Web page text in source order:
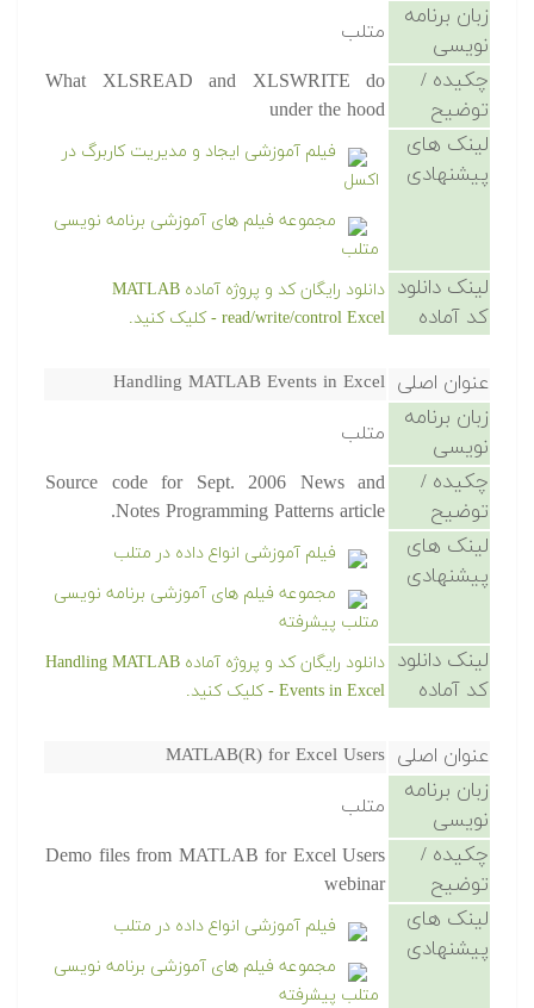
زبان برنامه
نویسی
متلب
چکیده /
توضیح
What XLSREAD and XLSWRITE do
under the hood
لینک های
پیشنهادی
فیلم آموزشی ایجاد و مدیریت کاربرگ در
اکسل
مجموعه فیلم های آموزشی برنامه نویسی
متلب
لینک دانلود
کد آماده
دانلود رایگان کد و پروژه آماده MATLAB
read/write/control Excel - کلیک کنید.
عنوان اصلی Handling MATLAB Events in Excel
زبان برنامه
نویسی
متلب
چکیده /
توضیح
Source code for Sept. 2006 News and
Notes Programming Patterns article.
لینک های
پیشنهادی
فیلم آموزشی انواع داده در متلب
مجموعه فیلم های آموزشی برنامه نویسی
متلب پیشرفته
لینک دانلود
کد آماده
دانلود رایگان کد و پروژه آماده Handling MATLAB
Events in Excel - کلیک کنید.
عنوان اصلی MATLAB(R) for Excel Users
زبان برنامه
نویسی
متلب
چکیده /
توضیح
Demo files from MATLAB for Excel Users
webinar
لینک های
پیشنهادی
فیلم آموزشی انواع داده در متلب
مجموعه فیلم های آموزشی برنامه نویسی
متلب پیشرفته